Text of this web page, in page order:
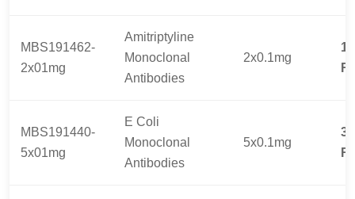
MBS191462-
2x01mg
Amitriptyline
Monoclonal
Antibodies
2x0.1mg
MBS191440-
5x01mg
E Coli
Monoclonal
Antibodies
5x0.1mg